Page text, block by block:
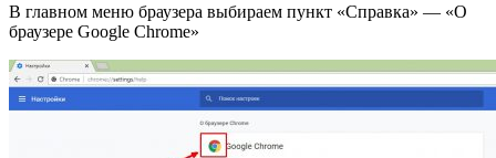
В главном меню браузера выбираем пункт «Справка» — «О
браузере Google Chrome»